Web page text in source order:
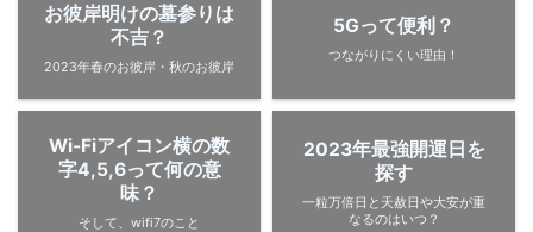
お彼岸明けの墓参りは
不吉？
2023年春のお彼岸・秋のお彼岸
5Gって便利？
つながりにくい理由！
Wi-Fiアイコン横の数
字4,5,6って何の意
味？
そして、wifi7のこと
2023年最強開運日を
探す
一粒万倍日と天赦日や大安が重
なるのはいつ？